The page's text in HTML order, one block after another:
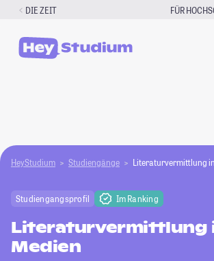
Zum
springen
DIE ZEIT FÜR
HeyStudium Studiengänge Literaturvermittlung
Studiengangsprofil Im Ranking
Literaturvermittlung
Medien